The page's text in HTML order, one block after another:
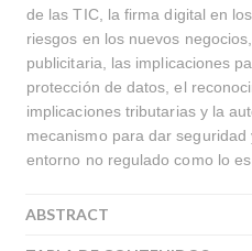
de las TIC, la firma digital en
riesgos en los nuevos
publicitaria, las implicaciones
protección de datos, el
implicaciones tributarias y la
mecanismo para dar
entorno no regulado como lo
ABSTRACT